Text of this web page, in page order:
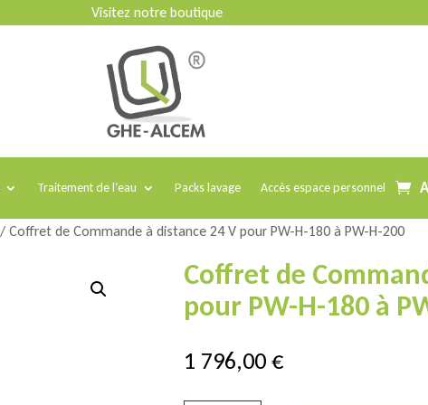
Visitez notre boutique
Traitement de l’eau Packs lavage Accès espace personnel
/ Coffret de Commande à distance 24 V pour PW-H-180 à PW-H-200
Coffret de
pour PW-H-180 à
1 796,00€